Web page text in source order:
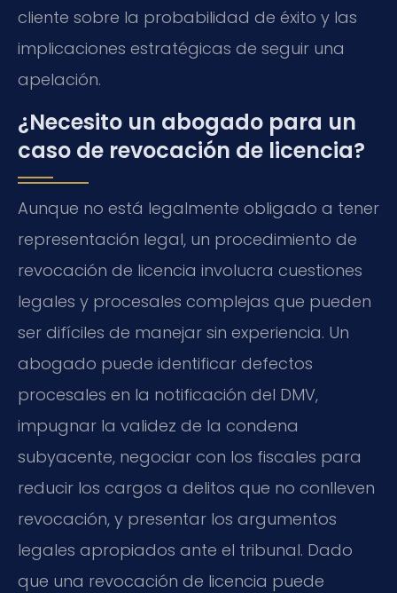
cliente sobre la probabilidad de éxito y las
implicaciones estratégicas de seguir una
apelación.
¿Necesito un abogado para un
caso de revocación de licencia?
Aunque no está legalmente obligado a tener
representación legal, un procedimiento de
revocación de licencia involucra cuestiones
legales y procesales complejas que pueden
ser difíciles de manejar sin experiencia. Un
abogado puede identificar defectos
procesales en la notificación del DMV,
impugnar la validez de la condena
subyacente, negociar con los fiscales para
reducir los cargos a delitos que no conlleven
revocación, y presentar los argumentos
legales apropiados ante el tribunal. Dado
que una revocación de licencia puede